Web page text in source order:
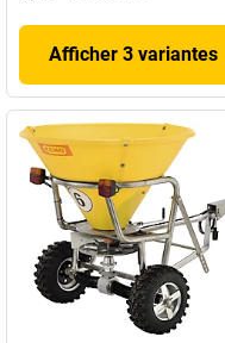
Afficher 3 variantes